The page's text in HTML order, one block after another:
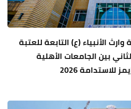
الأنبياء (ع) التابعة للعتبة
بين الجامعات الأهلية
2026